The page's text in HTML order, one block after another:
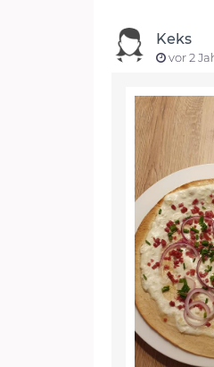
Keks
vor 2